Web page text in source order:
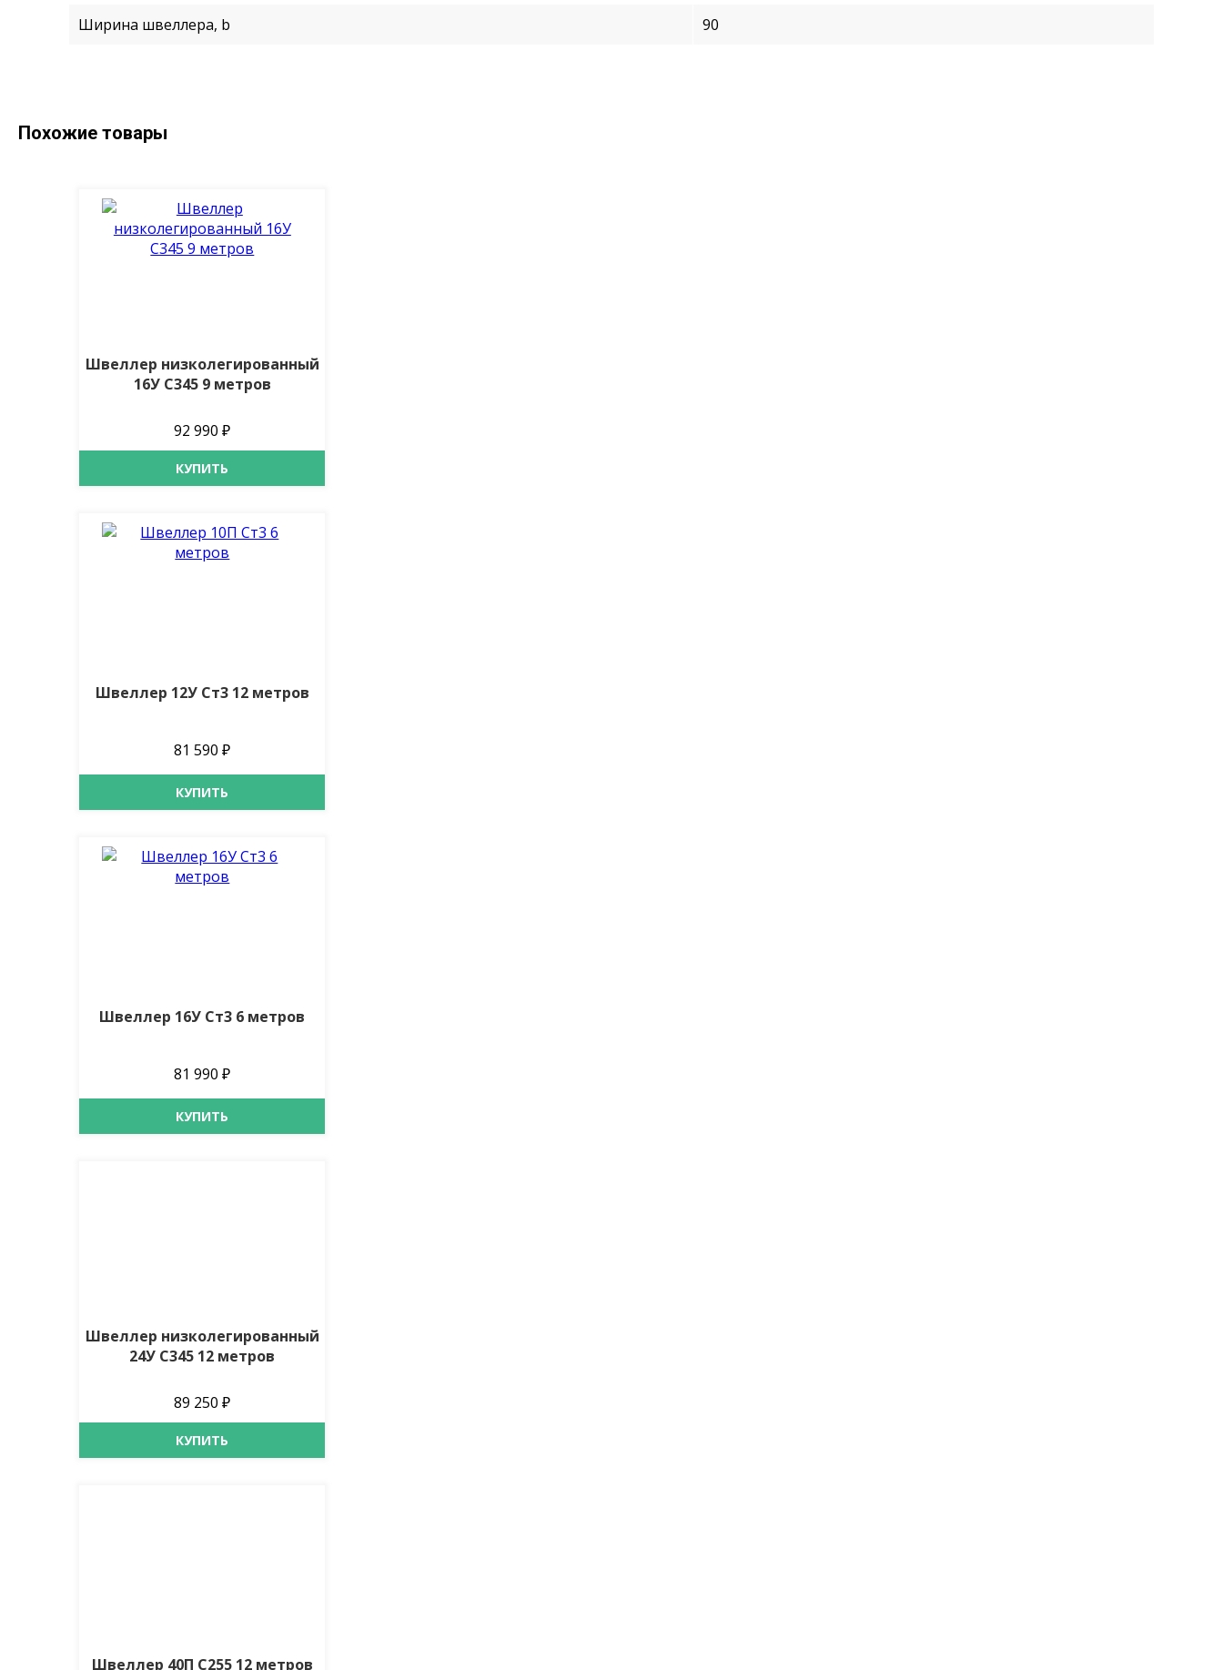
Ширина швеллера, b 90
Похожие товары
Швеллер низколегированный
16У С345 9 метров
92 990 ₽
КУПИТЬ
Швеллер 12У Ст3 12 метров
81 590 ₽
КУПИТЬ
Швеллер 16У Ст3 6 метров
81 990 ₽
КУПИТЬ
Швеллер низколегированный
24У С345 12 метров
89 250 ₽
КУПИТЬ
Швеллер 40П С255 12 метров